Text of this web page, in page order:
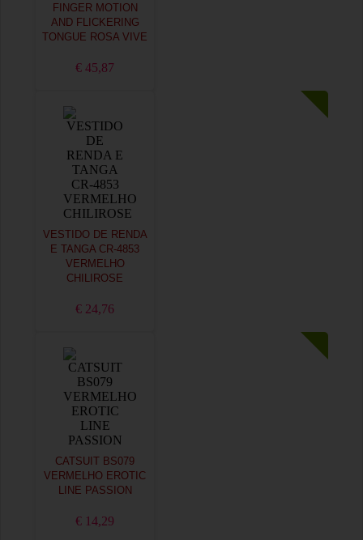
FINGER MOTION
AND FLICKERING
TONGUE ROSA VIVE
€ 45,87
VESTIDO DE RENDA
E TANGA CR-4853
VERMELHO
CHILIROSE
€ 24,76
CATSUIT BS079
VERMELHO EROTIC
LINE PASSION
€ 14,29